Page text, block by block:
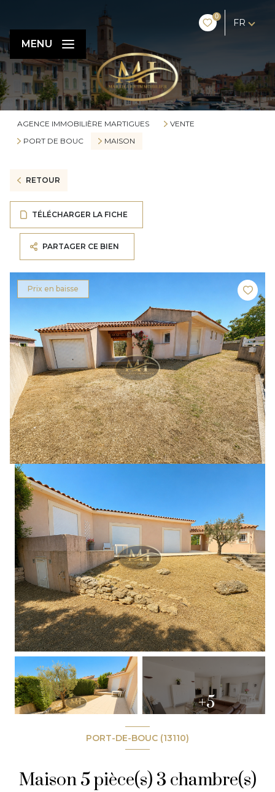
0
FR
MENU
AGENCE IMMOBILIÈRE MARTIGUES
VENTE
PORT DE BOUC
MAISON
RETOUR
TÉLÉCHARGER LA FICHE
PARTAGER CE BIEN
Prix en baisse
+5
PORT-DE-BOUC (13110)
Maison 5 pièce(s) 3 chambre(s)